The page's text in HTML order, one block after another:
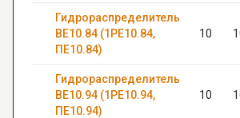
Гидрораспределитель
ВЕ10.84 (1РЕ10.84,
ПЕ10.84)
10
Гидрораспределитель
ВЕ10.94 (1РЕ10.94,
ПЕ10.94)
10